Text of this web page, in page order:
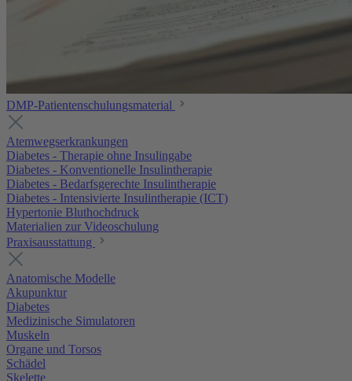
DMP-Patientenschulungsmaterial
Atemwegserkrankungen
Diabetes - Therapie ohne Insulingabe
Diabetes - Konventionelle Insulintherapie
Diabetes - Bedarfsgerechte Insulintherapie
Diabetes - Intensivierte Insulintherapie (ICT)
Hypertonie Bluthochdruck
Materialien zur Videoschulung
Praxisausstattung
Anatomische Modelle
Akupunktur
Diabetes
Medizinische Simulatoren
Muskeln
Organe und Torsos
Schädel
Skelette